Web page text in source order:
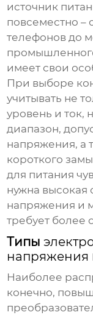
источник
повсеместно –
телефонов до
имеет свои
При выборе
учитывать не
уровень и ток,
диапазон,
напряжения, а
короткого
для питания
нужна высокая
напряжения и
требует более
Типы
напряжения
Наиболее
конечно,